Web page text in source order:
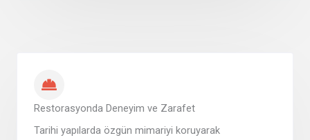
Restorasyonda Deneyim ve Zarafet
Tarihi yapılarda özgün mimariyi koruyarak